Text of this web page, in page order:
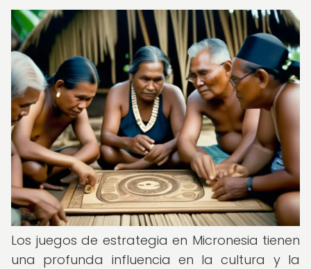
Los juegos de estrategia en Micronesia tienen
una profunda influencia en la cultura y la